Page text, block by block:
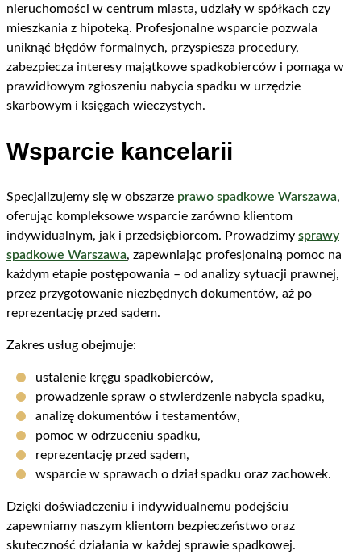
nieruchomości w centrum miasta, udziały w spółkach czy
mieszkania z hipoteką. Profesjonalne wsparcie pozwala
uniknąć błędów formalnych, przyspiesza procedury,
zabezpiecza interesy majątkowe spadkobierców i pomaga w
prawidłowym zgłoszeniu nabycia spadku w urzędzie
skarbowym i księgach wieczystych.
Wsparcie kancelarii
Specjalizujemy się w obszarze prawo spadkowe Warszawa,
oferując kompleksowe wsparcie zarówno klientom
indywidualnym, jak i przedsiębiorcom. Prowadzimy sprawy
spadkowe Warszawa, zapewniając profesjonalną pomoc na
każdym etapie postępowania – od analizy sytuacji prawnej,
przez przygotowanie niezbędnych dokumentów, aż po
reprezentację przed sądem.
Zakres usług obejmuje:
ustalenie kręgu spadkobierców,
prowadzenie spraw o stwierdzenie nabycia spadku,
analizę dokumentów i testamentów,
pomoc w odrzuceniu spadku,
reprezentację przed sądem,
wsparcie w sprawach o dział spadku oraz zachowek.
Dzięki doświadczeniu i indywidualnemu podejściu
zapewniamy naszym klientom bezpieczeństwo oraz
skuteczność działania w każdej sprawie spadkowej.